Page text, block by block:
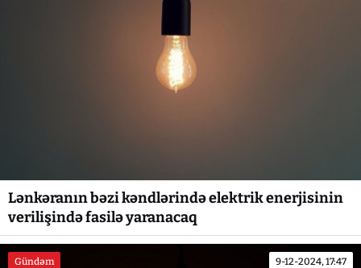
Lənkəranın bəzi kəndlərində elektrik enerjisinin
verilişində fasilə yaranacaq
Gündəm 9-12-2024, 17:47